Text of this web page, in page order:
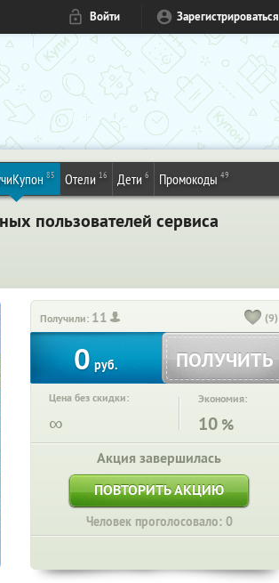
Войти Зарегистрироваться
85 Отели 16 Дети 6 Промокоды 49
пользователей сервиса
Получили: 11 (9)
0 руб. ПОЛУЧИТЬ
Цена без скидки:
∞
Экономия:
10 %
Акция завершилась
ПОВТОРИТЬ АКЦИЮ
Человек проголосовало: 0